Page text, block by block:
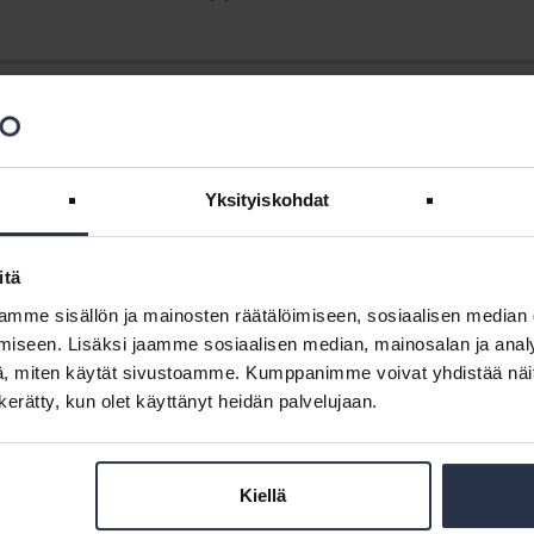
Yksityiskohdat
sisällön ja mainosten räätälöimiseen, sosiaalisen
Lisäksi jaamme sosiaalisen median, mainosalan ja
miten käytät sivustoamme. Kumppanimme voivat yhdistää
kun olet käyttänyt heidän palvelujaan.
Kiellä
Digitalisaatio ja palvelukehittäminen mahdollistavat
palveluita ja loistavia asiakaskokemuksia. Työskentelen hyvän
mahdollisuuksia on monia!
olla, sillä sähköposti on edelleen tehokkain
ja erittäin henkilökohtainen tapa viestiä.